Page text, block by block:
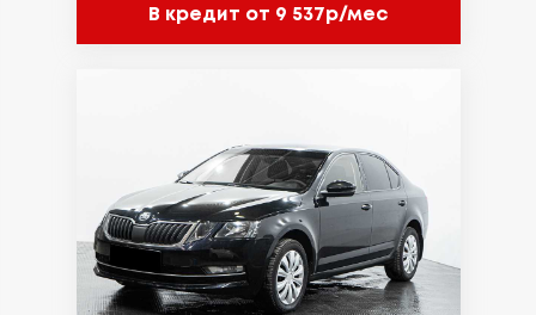
В кредит от 9 537р/мес